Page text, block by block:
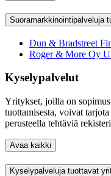
Suoramarkkinointipalveluja
Dun & Bradstreet
Roger & More Oy
Kyselypalvelut
Yritykset, joilla on
tuottamisesta, voivat
perusteella tehtäviä
Avaa kaikki
Kyselypalveluja tuottavat